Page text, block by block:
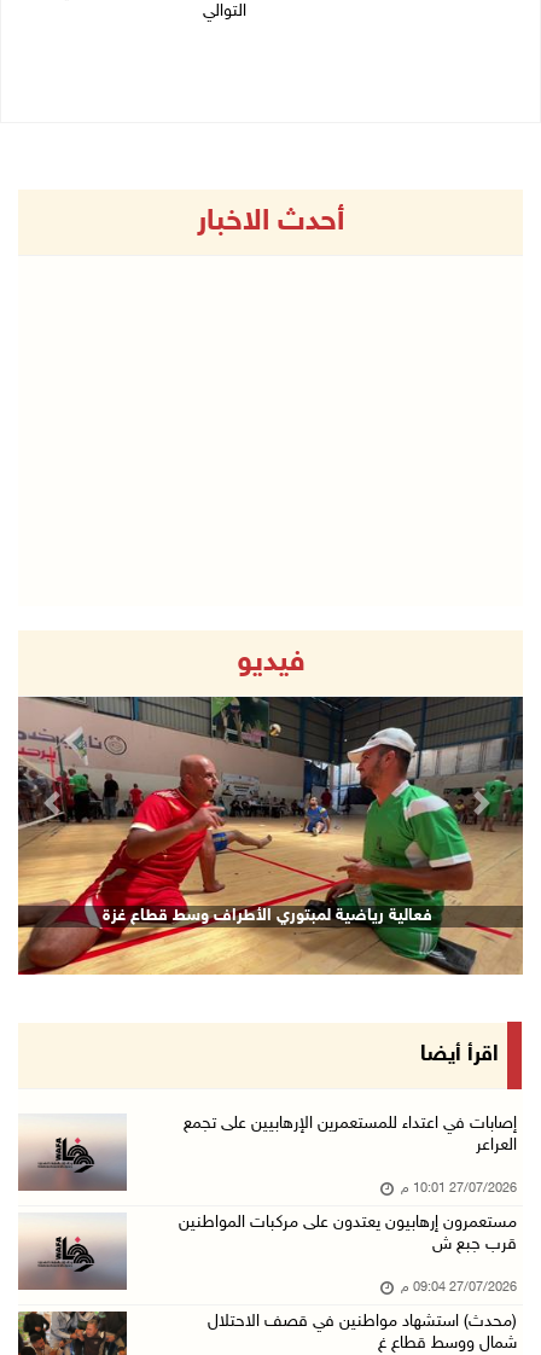
التوالي
أحدث الاخبار
فيديو
فعالية رياضية لمبتوري الأطراف وسط قطاع غزة
Next
اقرأ أيضا
إصابات في اعتداء للمستعمرين الإرهابيين على تجمع
العراعر
27/07/2026 10:01 م
مستعمرون إرهابيون يعتدون على مركبات المواطنين
قرب جبع ش
27/07/2026 09:04 م
(محدث) استشهاد مواطنين في قصف الاحتلال
شمال ووسط قطاع غ